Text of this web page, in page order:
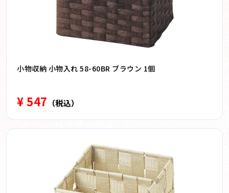
小物収納 小物入れ 58-60BR ブラウン 1個
¥ 547 （税込）